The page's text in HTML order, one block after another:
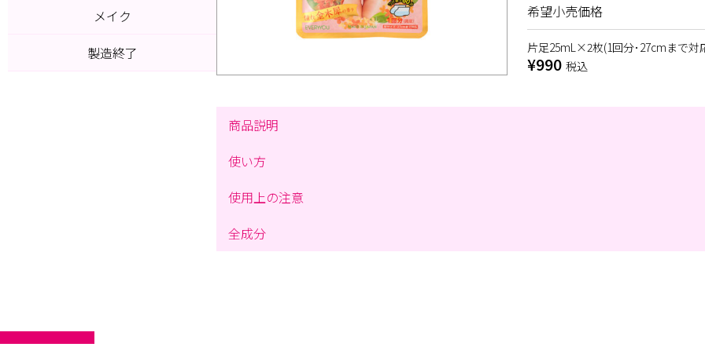
希望小売価格
片足25mL×2枚(1回分･27cmまで対
¥990 税込
商品説明
使い方
使用上の注意
全成分
メイク
製造終了